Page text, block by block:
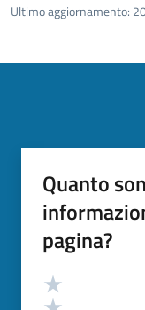
Ultimo aggiornamento:
Quanto
pagina?
Valutazione